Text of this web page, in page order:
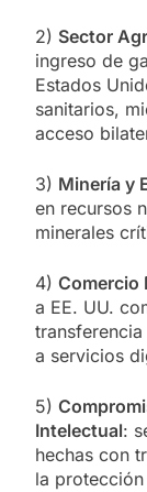
2) Sector
ingreso de
Estados
sanitarios,
acceso
3) Minería y
en recursos
minerales
4) Comercio
a EE. UU.
a servicios
5)
Intelectual:
hechas con
la